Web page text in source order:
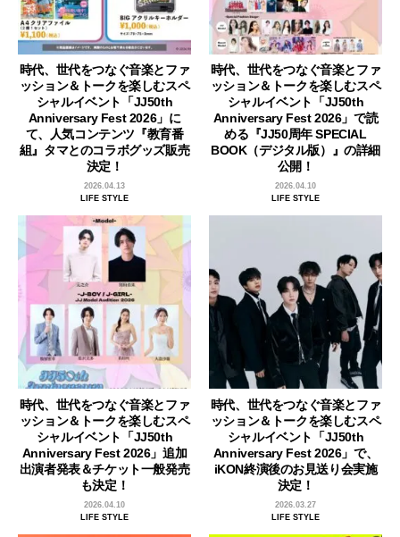
時代、世代をつなぐ音楽とファ
ッション＆トークを楽しむスペ
シャルイベント「JJ50th
Anniversary Fest 2026」に
て、人気コンテンツ『教育番
組』タマとのコラボグッズ販売
決定！
2026.04.13
LIFE STYLE
時代、世代をつなぐ音楽とファ
ッション＆トークを楽しむスペ
シャルイベント「JJ50th
Anniversary Fest 2026」で読
める『JJ50周年 SPECIAL
BOOK（デジタル版）』の詳細
公開！
2026.04.10
LIFE STYLE
時代、世代をつなぐ音楽とファ
ッション＆トークを楽しむスペ
シャルイベント「JJ50th
Anniversary Fest 2026」追加
出演者発表＆チケット一般発売
も決定！
2026.04.10
LIFE STYLE
時代、世代をつなぐ音楽とファ
ッション＆トークを楽しむスペ
シャルイベント「JJ50th
Anniversary Fest 2026」で、
iKON終演後のお見送り会実施
決定！
2026.03.27
LIFE STYLE